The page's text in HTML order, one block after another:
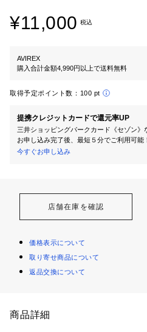
¥11,000 税込
AVIREX
購入合計金額4,990円以上で送料無料
取得予定ポイント数： 100 pt
提携クレジットカードで還元率UP
三井ショッピングパークカード《セゾン》
お申し込み完了後、最短５分でご利用可能！
今すぐお申し込み
店舗在庫を確認
価格表示について
取り寄せ商品について
返品交換について
商品詳細